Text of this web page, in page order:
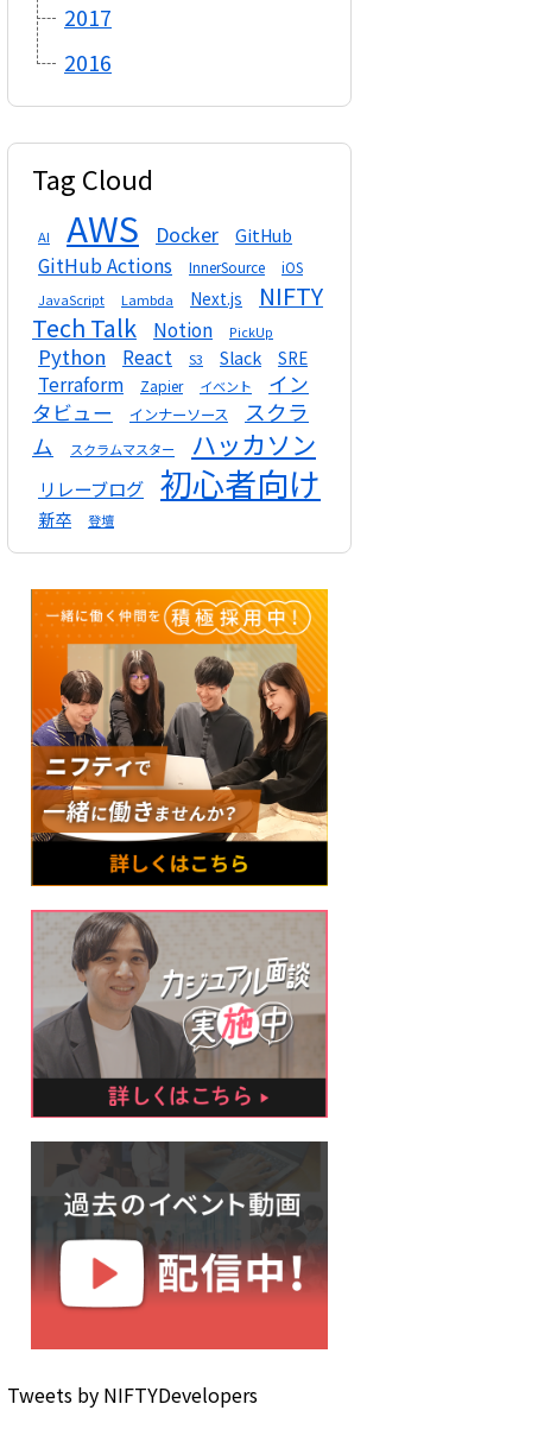
2017
2016
Tag Cloud
AI AWS Docker GitHub
GitHub Actions InnerSource iOS
JavaScript Lambda Next.js
NIFTY
Tech Talk
Notion PickUp
Python React S3 Slack SRE
Terraform Zapier イベント
イン
タビュー
インナーソース
スクラ
ム
スクラムマスター ハッカソン
リレーブログ 初心者向け
新卒 登壇
Tweets by NIFTYDevelopers